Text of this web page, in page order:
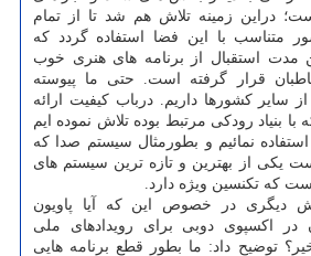
دراین زمینه تلاش هم شد تا از تمام
متناسب با این فضا استفاده گردد که
مدت استقبال از برنامه های هنری خوب
قرار گرفته است. حتی ما پیوسته
سایر کشورها داریم. درباب کیفیت ارائه
بنیاد رودکی مرتبط بوده تلاش نموده ایم
نمائیم و بطورمثال سیستم صدا که
یکی از بهترین و تازه ترین سیستم های
که تکنسین ویژه دارد.
در خصوص این که آیا پاویون
در اکسپوی دوبی برای رویدادهای ملی
توضیح داد: ما بطور قطع برنامه هایی